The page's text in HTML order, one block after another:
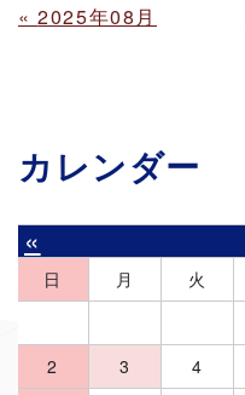
«2025年08月
カレンダー
«
日 月 火
2
3 4